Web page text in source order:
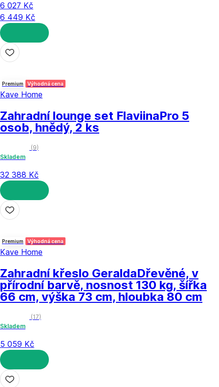
6 027 Kč
6 449 Kč
DO KOŠÍKU
Premium Výhodná cena
Kave Home
Zahradní lounge set FlaviinaPro 5
osob, hnědý, 2 ks
(9)
Skladem
32 388 Kč
DO KOŠÍKU
Premium Výhodná cena
Kave Home
Zahradní křeslo GeraldaDřevěné, v
přírodní barvě, nosnost 130 kg, šířka
66 cm, výška 73 cm, hloubka 80 cm
(17)
Skladem
5 059 Kč
DO KOŠÍKU